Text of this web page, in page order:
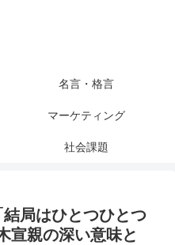
名言・格言
マーケティング
社会課題
結局はひとつひとつ
宣親の深い意味と